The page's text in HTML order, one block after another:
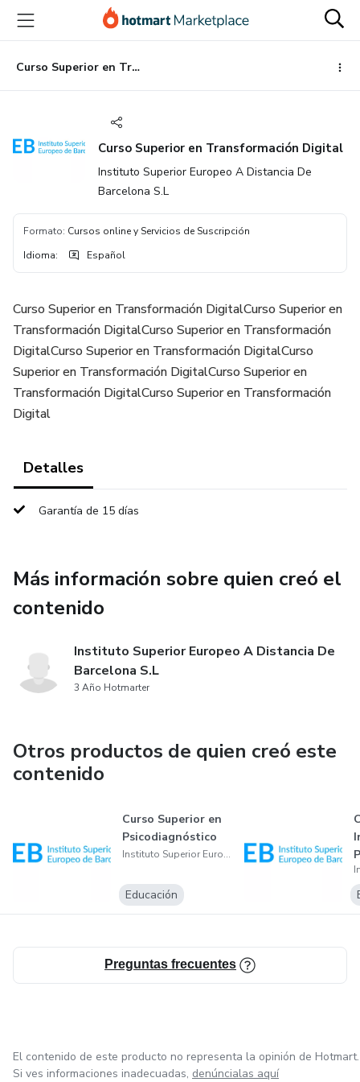
principal
página
de
página
Curso Superior en Transformación Digital
Curso Superior en Transformación Digital
Instituto Superior Europeo A Distancia De
Barcelona S.L
Formato: Cursos online y Servicios de Suscripción
Idioma: Español
Curso Superior en Transformación DigitalCurso Superior en
Transformación DigitalCurso Superior en Transformación
DigitalCurso Superior en Transformación DigitalCurso
Superior en Transformación DigitalCurso Superior en
Transformación DigitalCurso Superior en Transformación
Digital
Detalles
Garantía de 15 días
Más información sobre quien creó el
contenido
Instituto Superior Europeo A Distancia De
Barcelona S.L
3 Año Hotmarter
Otros productos de quien creó este
contenido
Curso Superior en
Psicodiagnóstico
Instituto Superior Europeo A Distancia De Barcelona S.L
Educación
Preguntas frecuentes
El contenido de este producto no representa la opinión de Hotmart.
Si ves informaciones inadecuadas, denúncialas aquí